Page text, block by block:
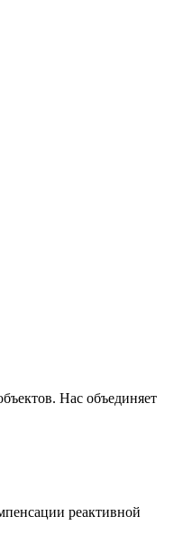
Нас объединяет
реактивной